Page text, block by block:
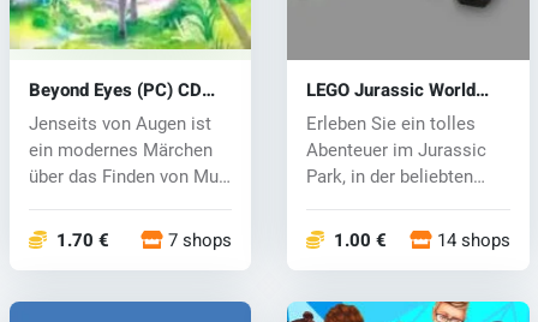
Beyond Eyes (PC) CD
key
Jenseits von Augen ist
ein modernes Märchen
über das Finden von Mut
1.70 € 7 shops
LEGO Jurassic World
(PC) CD key
Erleben Sie ein tolles
Abenteuer im Jurassic
Park, in der beliebten
1.00 € 14 shops